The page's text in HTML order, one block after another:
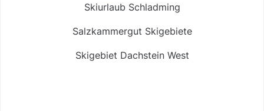
Skiurlaub Schladming
Salzkammergut Skigebiete
Skigebiet Dachstein West